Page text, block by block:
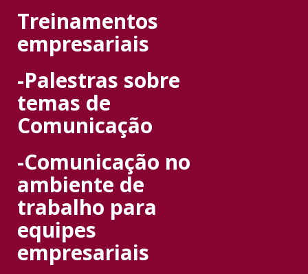
Treinamentos
empresariais
-Palestras sobre
temas de
Comunicação
-Comunicação no
ambiente de
trabalho para
equipes
empresariais